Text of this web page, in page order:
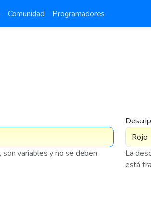
Comunidad Programadores
, son variables y no se deben
La
está